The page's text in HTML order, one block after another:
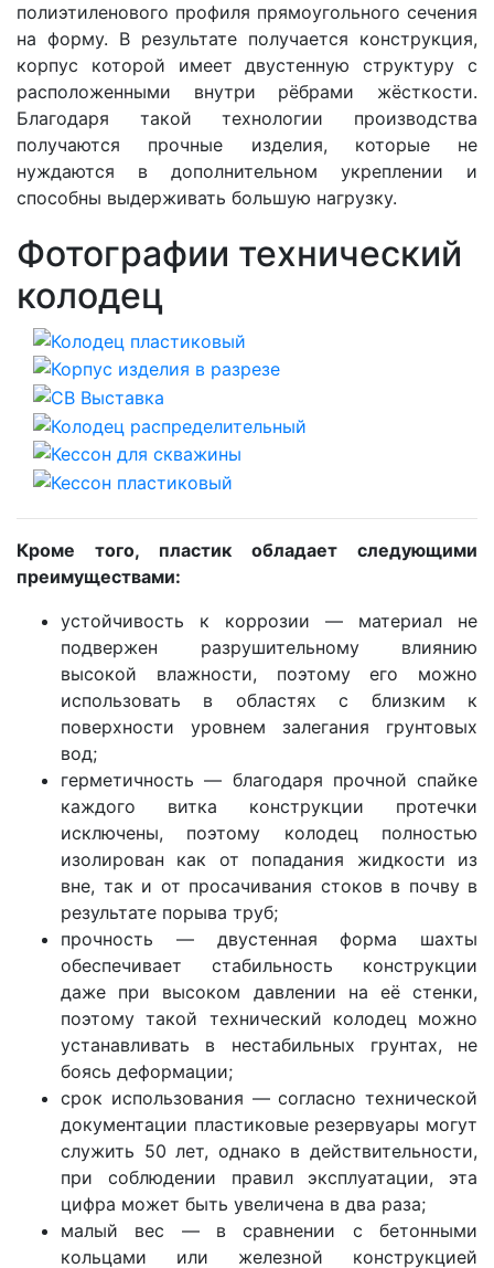
полиэтиленового профиля прямоугольного сечения
на форму. В результате получается конструкция,
корпус которой имеет двустенную структуру с
расположенными внутри рёбрами жёсткости.
Благодаря такой технологии производства
получаются прочные изделия, которые не
нуждаются в дополнительном укреплении и
способны выдерживать большую нагрузку.
Фотографии технический
колодец
Кроме того, пластик обладает следующими
преимуществами:
устойчивость к коррозии — материал не
подвержен разрушительному влиянию
высокой влажности, поэтому его можно
использовать в областях с близким к
поверхности уровнем залегания грунтовых
вод;
герметичность — благодаря прочной спайке
каждого витка конструкции протечки
исключены, поэтому колодец полностью
изолирован как от попадания жидкости из
вне, так и от просачивания стоков в почву в
результате порыва труб;
прочность — двустенная форма шахты
обеспечивает стабильность конструкции
даже при высоком давлении на её стенки,
поэтому такой технический колодец можно
устанавливать в нестабильных грунтах, не
боясь деформации;
срок использования — согласно технической
документации пластиковые резервуары могут
служить 50 лет, однако в действительности,
при соблюдении правил эксплуатации, эта
цифра может быть увеличена в два раза;
малый вес — в сравнении с бетонными
кольцами или железной конструкцией